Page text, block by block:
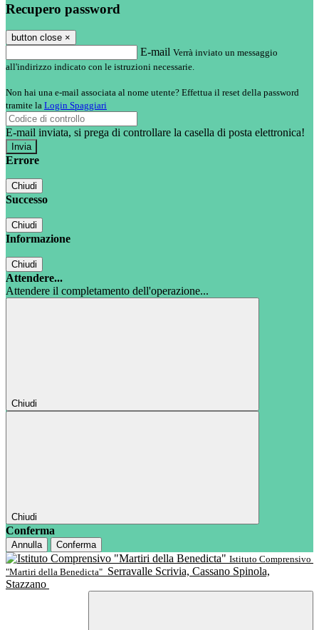
Recupero password
button close ×
E-mail Verrà inviato un messaggio
all'indirizzo indicato con le istruzioni necessarie.
Non hai una e-mail associata al nome utente? Effettua il reset della password
tramite la Login Spaggiari
E-mail inviata, si prega di controllare la casella di posta elettronica!
Errore
Chiudi
Successo
Chiudi
Informazione
Chiudi
Attendere...
Attendere il completamento dell'operazione...
Chiudi
Chiudi
Conferma
Annulla
Conferma
Istituto Comprensivo
"Martiri della Benedicta" Serravalle Scrivia, Cassano Spinola,
Stazzano